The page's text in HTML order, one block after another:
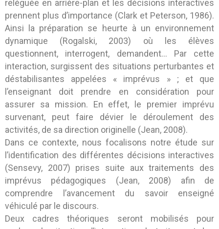
reléguée en arrière-plan et les décisions interactives
prennent plus d’importance (Clark et Peterson, 1986).
Ainsi la préparation se heurte à un environnement
dynamique (Rogalski, 2003) où les élèves
questionnent, interrogent, demandent… Par cette
interaction, surgissent des situations perturbantes et
déstabilisantes appelées « imprévus » ; et que
l’enseignant doit prendre en considération pour
assurer sa mission. En effet, le premier imprévu
survenant, peut faire dévier le déroulement des
activités, de sa direction originelle (Jean, 2008).
Dans ce contexte, nous focalisons notre étude sur
l’identification des différentes décisions interactives
(Sensevy, 2007) prises suite aux traitements des
imprévus pédagogiques (Jean, 2008) afin de
comprendre l’avancement du savoir enseigné
véhiculé par le discours.
Deux cadres théoriques seront mobilisés pour